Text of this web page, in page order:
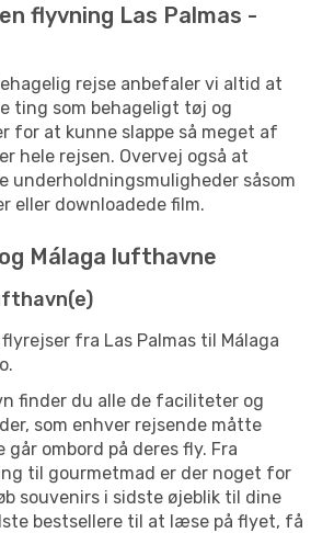
flyvning Las Palmas -
rejse anbefaler vi altid at
ting som behageligt tøj og
for at kunne slappe så meget af
hele rejsen. Overvej også at
underholdningsmuligheder såsom
eller downloadede film.
Málaga lufthavne
fra Las Palmas til Málaga
finder du alle de faciliteter og
som enhver rejsende måtte
går ombord på deres fly. Fra
til gourmetmad er der noget for
souvenirs i sidste øjeblik til dine
bestsellere til at læse på flyet, få